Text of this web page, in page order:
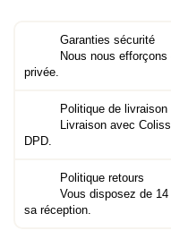
Garanties sécurité
Nous nous
privée.
Politique de livraison
Livraison avec
DPD.
Politique retours
Vous disposez de
sa réception.